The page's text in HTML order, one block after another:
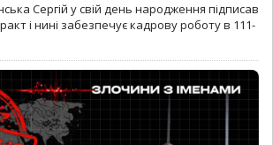
Сергій у свій день народження підписав
і нині забезпечує кадрову роботу в 111-